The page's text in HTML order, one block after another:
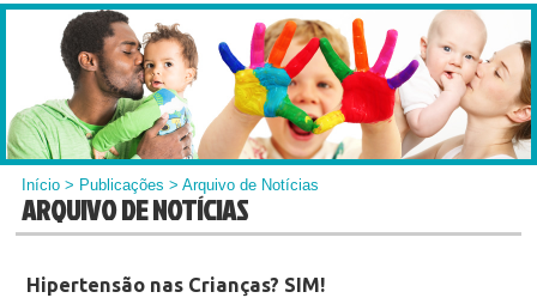
Início > Publicações > Arquivo de Notícias
ARQUIVO DE NOTÍCIAS
Hipertensão nas Crianças? SIM!